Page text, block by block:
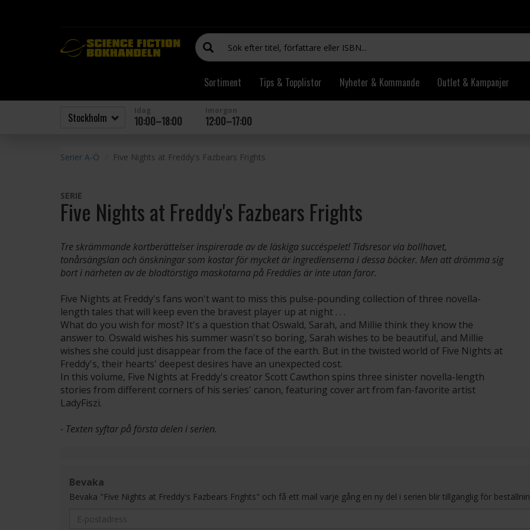
Sortiment Tips & Topplistor Nyheter & Kommande Outlet & Kampanjer
10:00–18:00 12:00–17:00
Serier A-Ö Five Nights at Freddy's Fazbears Frights
SERIE
Five Nights at Freddy's Fazbears Frights
Tre skrämmande kortberättelser inspirerade av de läskiga succéspelet! Tidsresor via bollhavet,
tonårsängslan och önskningar som kostar för mycket är ingredienserna i dessa böcker. Men att drömma sig
bort i närheten av de blodtörstiga maskotarna på Freddies är inte utan faror.
Five Nights at Freddy's fans won't want to miss this pulse-pounding collection of three novella-
length tales that will keep even the bravest player up at night . . .
What do you wish for most? It's a question that Oswald, Sarah, and Millie think they know the
answer to. Oswald wishes his summer wasn't so boring, Sarah wishes to be beautiful, and Millie
wishes she could just disappear from the face of the earth. But in the twisted world of Five Nights at
Freddy's, their hearts' deepest desires have an unexpected cost.
In this volume, Five Nights at Freddy's creator Scott Cawthon spins three sinister novella-length
stories from different corners of his series' canon, featuring cover art from fan-favorite artist
LadyFiszi.
- Texten syftar på första delen i serien.
Bevaka
Bevaka "Five Nights at Freddy's Fazbears Frights" och få ett mail varje gång en ny del i serien blir tillgänglig för